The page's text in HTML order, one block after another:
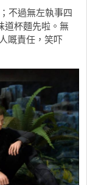
不過無左執事四
道杯麵先啦。無
嘅責任，笑吓